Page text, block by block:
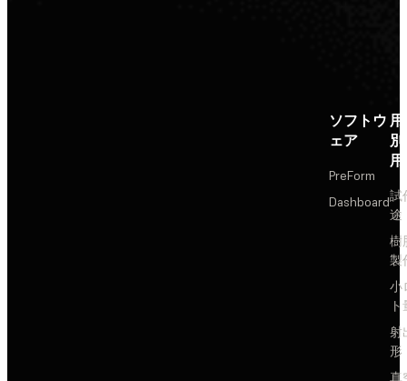
ソフトウ
ェア
PreForm
Dashboard試
途
樹
製
小
射
形
真